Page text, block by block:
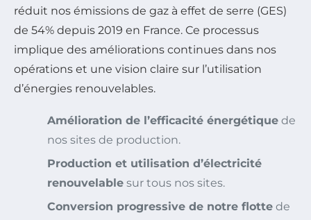
réduit nos émissions de gaz à effet de serre (GES)
de 54% depuis 2019 en France. Ce processus
implique des améliorations continues dans nos
opérations et une vision claire sur l’utilisation
d’énergies renouvelables.
Amélioration de l’efficacité énergétique de
nos sites de production.
Production et utilisation d’électricité
renouvelable sur tous nos sites.
Conversion progressive de notre flotte de